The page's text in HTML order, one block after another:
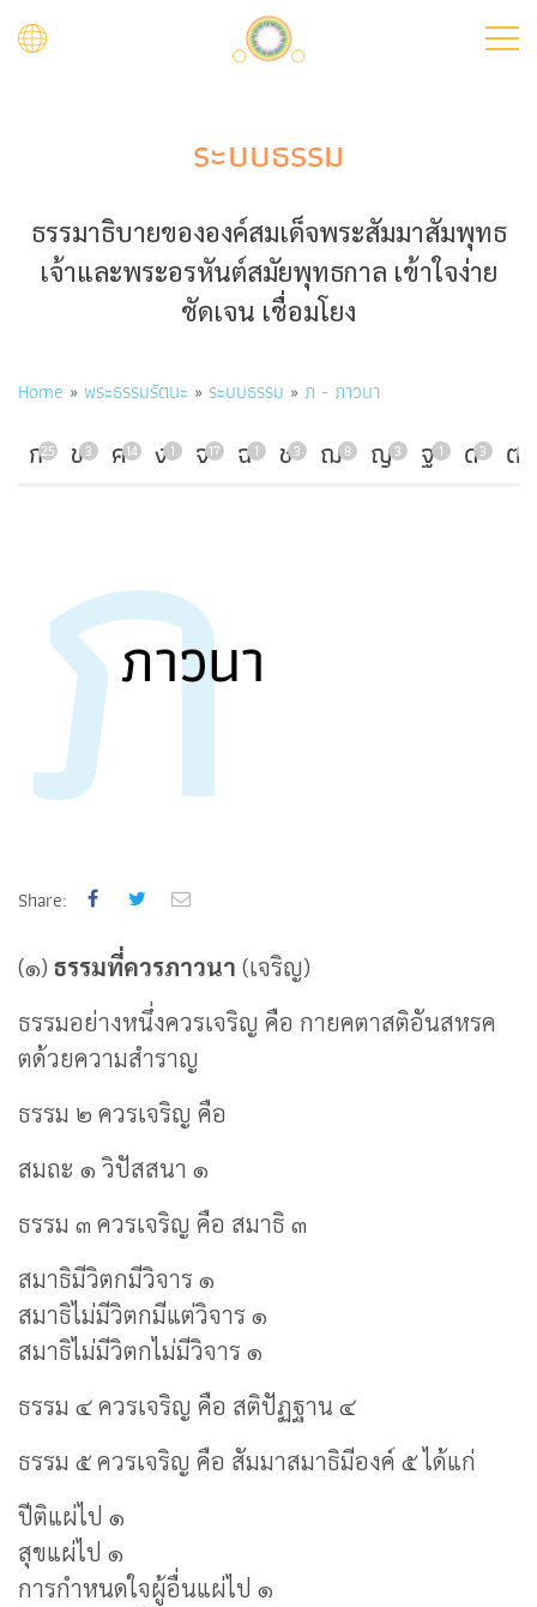
ระบบธรรม
ธรรมาธิบายขององค์สมเด็จพระสัมมาสัมพุทธ
เจ้าและพระอรหันต์สมัยพุทธกาล เข้าใจง่าย
ชัดเจน เชื่อมโยง
Breadcrumb
Home พระธรรมรัตนะ ระบบธรรม ภ - ภาวนา
ก25 ข3 ค14 ง1 จ17 ฉ1 ช3 ฌ8 ญ3 ฐ1 ด3 ต
ภ
ภาวนา
Share:
(๑) ธรรมที่ควรภาวนา (เจริญ)
ธรรมอย่างหนึ่งควรเจริญ คือ กายคตาสติอันสหรค
ตด้วยความสำราญ
ธรรม ๒ ควรเจริญ คือ
สมถะ ๑ วิปัสสนา ๑
ธรรม ๓ ควรเจริญ คือ สมาธิ ๓
สมาธิมีวิตกมีวิจาร ๑
สมาธิไม่มีวิตกมีแต่วิจาร ๑
สมาธิไม่มีวิตกไม่มีวิจาร ๑
ธรรม ๔ ควรเจริญ คือ สติปัฏฐาน ๔
ธรรม ๕ ควรเจริญ คือ สัมมาสมาธิมีองค์ ๕ ได้แก่
ปีติแผ่ไป ๑
สุขแผ่ไป ๑
การกำหนดใจผู้อื่นแผ่ไป ๑